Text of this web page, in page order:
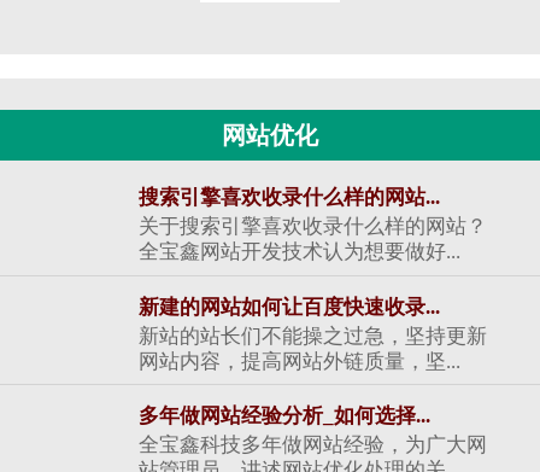
网站优化
搜索引擎喜欢收录什么样的网站...
关于搜索引擎喜欢收录什么样的网站？
全宝鑫网站开发技术认为想要做好...
新建的网站如何让百度快速收录...
新站的站长们不能操之过急，坚持更新
网站内容，提高网站外链质量，坚...
多年做网站经验分析_如何选择...
全宝鑫科技多年做网站经验，为广大网